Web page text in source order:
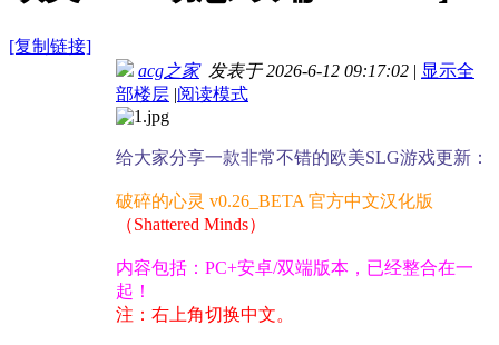
[复制链接]
acg之家发表于 2026-6-12 09:17:02 | 显示全
部楼层 |阅读模式
给大家分享一款非常不错的欧美SLG游戏更新：
破碎的心灵 v0.26_BETA 官方中文汉化版
（Shattered Minds）
内容包括：PC+安卓/双端版本，已经整合在一
起！
注：右上角切换中文。